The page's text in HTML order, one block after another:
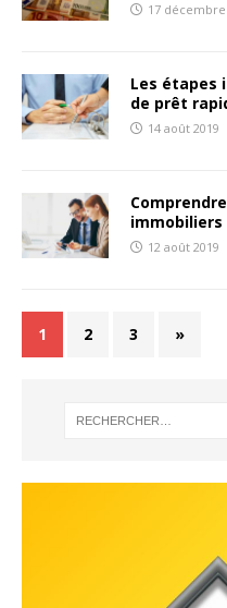
17 décembre
Les étapes
de prêt
14 août 2019
immobiliers
12 août 2019
1 2 3 »